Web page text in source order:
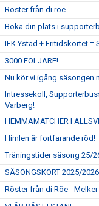
Röster från di röe
Boka din plats i
IFK Ystad + Fritidskortet =
3000 FÖLJARE!
Nu kör vi igång säsongen
Intressekoll,
Varberg!
HEMMAMATCHER I
Himlen är fortfarande röd!
Träningstider säsong 25/
SÄSONGSKORT 2025/2026
Röster från di Röe -